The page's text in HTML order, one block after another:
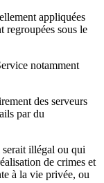
appliquées
regroupées sous le
notamment
des serveurs
par du
illégal ou qui
de crimes et
à la vie privée, ou